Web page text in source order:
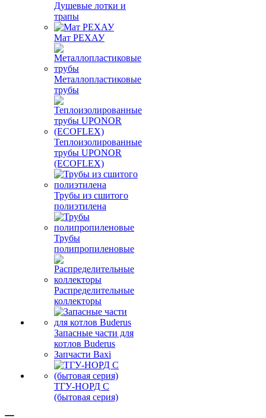
Душевые лотки и
трапы
Мат РЕХАУ
Металлопластиковые
трубы
Теплоизолированные
трубы UPONOR
(ECOFLEX)
Трубы из сшитого
полиэтилена
Трубы
полипропиленовые
Распределительные
коллекторы
Запасные части для
котлов Buderus
Запчасти Baxi
ТГУ-НОРД С
(бытовая серия)